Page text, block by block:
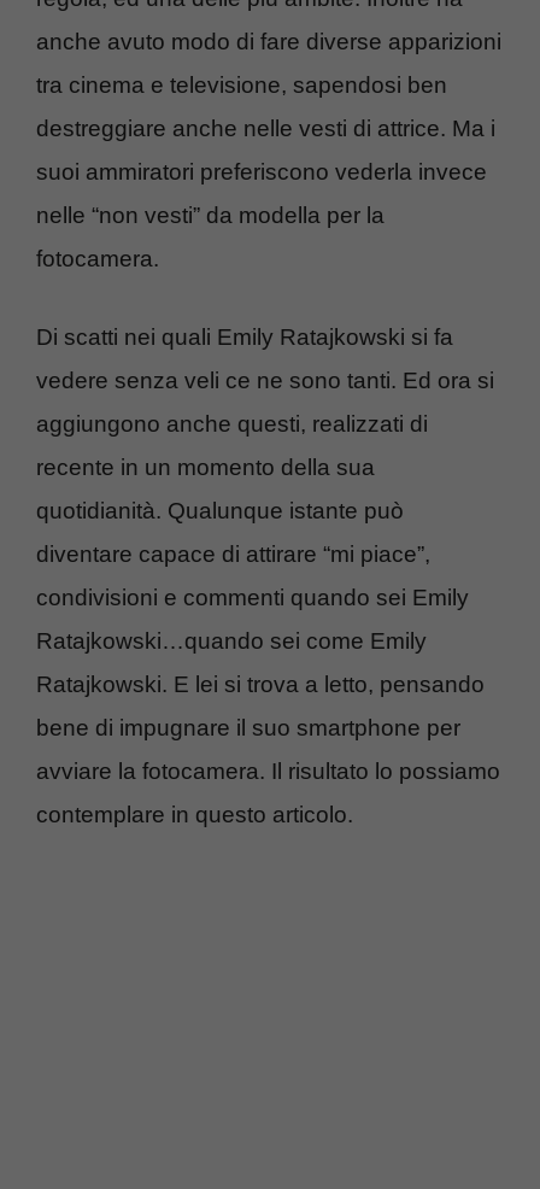
anche avuto modo di fare diverse apparizioni
tra cinema e televisione, sapendosi ben
destreggiare anche nelle vesti di attrice. Ma i
suoi ammiratori preferiscono vederla invece
nelle “non vesti” da modella per la
fotocamera.
Di scatti nei quali Emily Ratajkowski si fa
vedere senza veli ce ne sono tanti. Ed ora si
aggiungono anche questi, realizzati di
recente in un momento della sua
quotidianità. Qualunque istante può
diventare capace di attirare “mi piace”,
condivisioni e commenti quando sei Emily
Ratajkowski…quando sei come Emily
Ratajkowski. E lei si trova a letto, pensando
bene di impugnare il suo smartphone per
avviare la fotocamera. Il risultato lo possiamo
contemplare in questo articolo.